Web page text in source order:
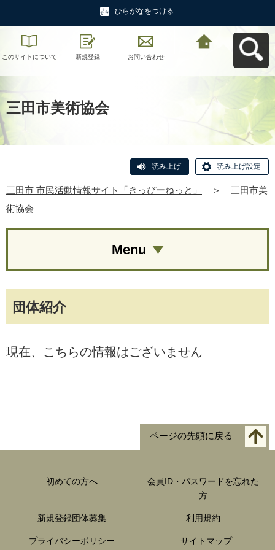
ひらがなをつける
このサイトについて 新規登録 お問い合わせ
三田市美術協会
読み上げ 読み上げ設定
三田市 市民活動情報サイト「きっぴーねっと」 ＞
三田市美
術協会
団体紹介
現在、こちらの情報はございません
Menu
ページの先頭に戻る
初めての方へ
会員ID・パスワードを忘れた
方
新規登録団体募集 利用規約
プライバシーポリシー サイトマップ